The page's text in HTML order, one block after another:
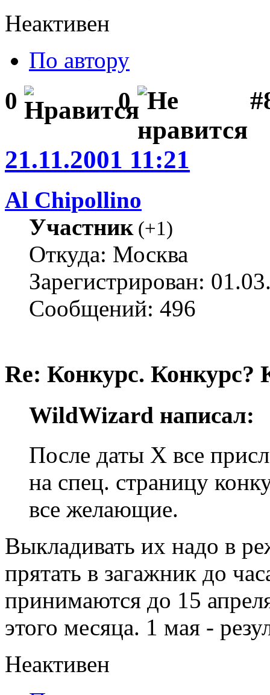
Неактивен
По автору
0 0
21.11.2001 11:21
Al Chipollino
Участник(+1)
Откуда: Москва
Зарегистрирован:
Сообщений: 496
Re: Конкурс. Конкурс?
WildWizard написал:
После даты X все
на спец. страницу
все желающие.
Выкладивать их надо в
прятать в загажник до
принимаются до 15
этого месяца. 1 мая -
Неактивен